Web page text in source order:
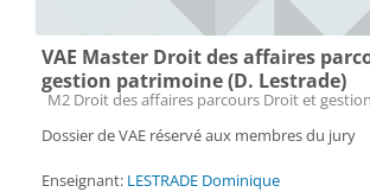
VAE Master Droit des affaires
gestion patrimoine (D. Lestrade)
Catégorie de cours
M2 Droit des affaires parcours Droit et
Dossier de VAE réservé aux membres du jury
Enseignant: LESTRADE Dominique